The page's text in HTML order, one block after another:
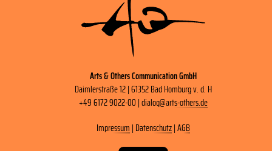
Arts & Others Communication GmbH
Daimlerstraße 12 | 61352 Bad Homburg v. d. H
+49 6172 9022-00 |dialog@arts-others.de
Impressum | Datenschutz|AGB